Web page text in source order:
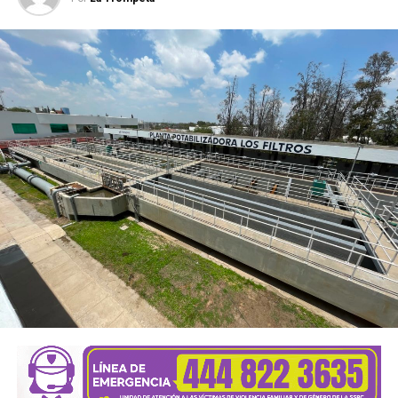
buscan fortalecer sus conocimientos, con talleres de
capacitación en áreas como belleza, costura, bisutería,
carpintería, herrería, electricidad, computación, danza y
actividades deportivas, que les permitan incorporarse al
mercado laboral, emprender un negocio propio o
perfeccionar conocimientos que ya poseen.
El alcalde señaló que el objetivo es que los soledenses
encuentren en esteCentroun lugar donde puedan
prepararse, perfeccionar sus habilidades y abrir nuevas
oportunidades para salir adelante. “Aquí generamos áreas
de oportunidad para que la gente pueda aprender un oficio,
conseguir un empleo o iniciar su propio negocio, en un
espacio digno, moderno y equipado con herramientas,
maquinaria y tecnología de primer nivel, con áreas amplias